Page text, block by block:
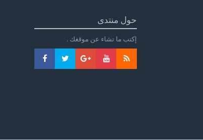
حول منتدى
إكتب ما تشاء عن موقغك .